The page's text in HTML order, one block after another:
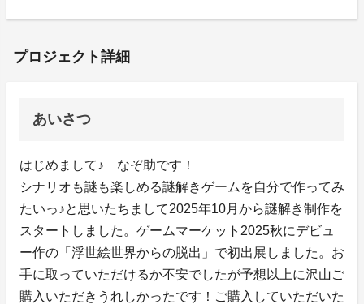
プロジェクト詳細
あいさつ
はじめまして♪ なぞ助です！
シナリオも謎も楽しめる謎解きゲームを自分で作ってみ
たいっ♪と思いたちまして2025年10月から謎解き制作を
スタートしました。ゲームマーケット2025秋にデビュ
ー作の「浮世絵世界からの脱出」で初出展しました。お
手に取っていただけるか不安でしたが予想以上に沢山ご
購入いただきうれしかったです！ご購入していただいた